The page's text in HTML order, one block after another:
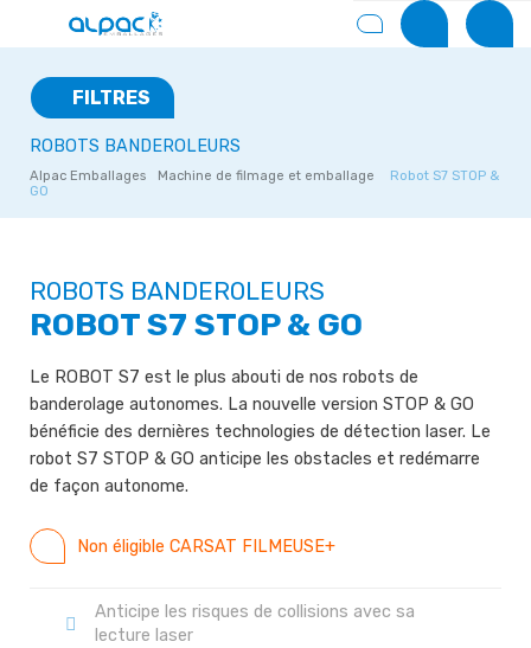
ROBOTS BANDEROLEURS
Alpac Emballages Machine de filmage et emballage
Robot S7 STOP &
GO
FILTRES
ROBOTS BANDEROLEURS
ROBOT S7 STOP & GO
Le ROBOT S7 est le plus abouti de nos robots de
banderolage autonomes. La nouvelle version STOP & GO
bénéficie des dernières technologies de détection laser. Le
robot S7 STOP & GO anticipe les obstacles et redémarre
de façon autonome.
Non éligible CARSAT FILMEUSE+
Anticipe les risques de collisions avec sa
lecture laser